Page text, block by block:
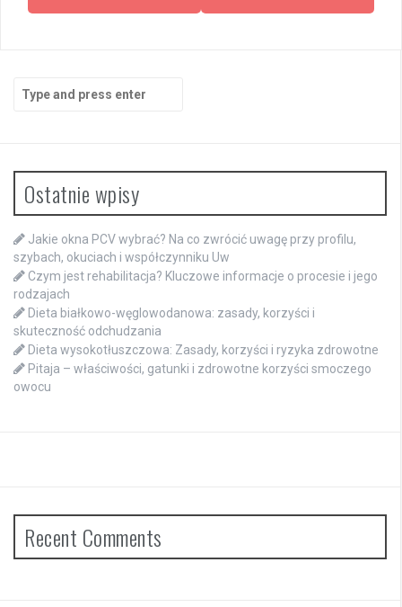
for:
Ostatnie wpisy
Jakie okna PCV wybrać? Na co zwrócić uwagę przy profilu,
szybach, okuciach i współczynniku Uw
Czym jest rehabilitacja? Kluczowe informacje o procesie i jego
rodzajach
Dieta białkowo-węglowodanowa: zasady, korzyści i
skuteczność odchudzania
Dieta wysokotłuszczowa: Zasady, korzyści i ryzyka zdrowotne
Pitaja – właściwości, gatunki i zdrowotne korzyści smoczego
owocu
Recent Comments